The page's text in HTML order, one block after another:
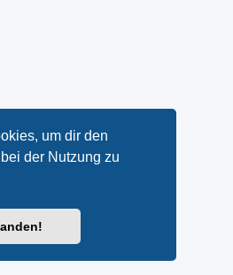
um dir den
der Nutzung zu